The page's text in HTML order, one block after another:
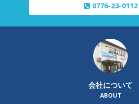
0776-23-0112
会社について
ABOUT